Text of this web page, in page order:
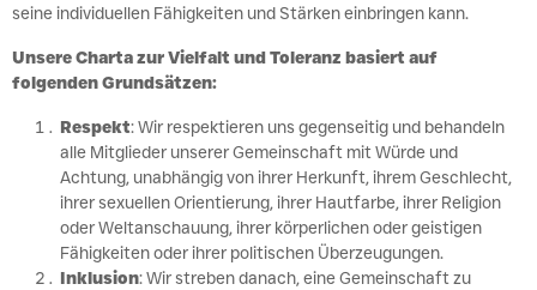
seine individuellen Fähigkeiten und Stärken einbringen kann.
Unsere Charta zur Vielfalt und Toleranz basiert auf
folgenden Grundsätzen:
Respekt: Wir respektieren uns gegenseitig und behandeln
alle Mitglieder unserer Gemeinschaft mit Würde und
Achtung, unabhängig von ihrer Herkunft, ihrem Geschlecht,
ihrer sexuellen Orientierung, ihrer Hautfarbe, ihrer Religion
oder Weltanschauung, ihrer körperlichen oder geistigen
Fähigkeiten oder ihrer politischen Überzeugungen.
Inklusion: Wir streben danach, eine Gemeinschaft zu